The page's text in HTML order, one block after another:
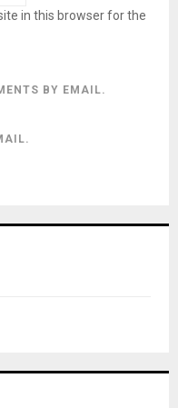
in this browser for the
BY EMAIL.